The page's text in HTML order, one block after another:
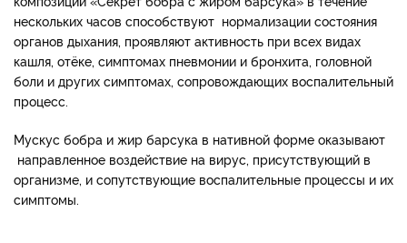
нескольких часов способствуют нормализации состояния
органов дыхания, проявляют активность при всех видах
кашля, отёке, симптомах пневмонии и бронхита, головной
боли и других симптомах, сопровождающих воспалительный
процесс.
Мускус бобра и жир барсука в нативной форме оказывают
направленное воздействие на вирус, присутствующий в
организме, и сопутствующие воспалительные процессы и их
симптомы.